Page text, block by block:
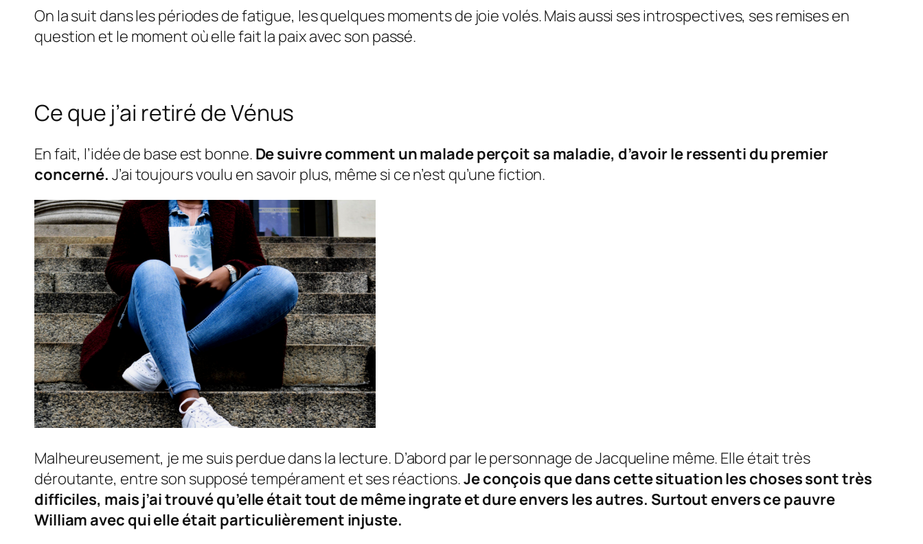
On la suit dans les périodes de fatigue, les quelques moments de joie volés. Mais aussi ses introspectives, ses remises en
question et le moment où elle fait la paix avec son passé.
Ce que j’ai retiré de Vénus
En fait, l’idée de base est bonne. De suivre comment un malade perçoit sa maladie, d’avoir le ressenti du premier
concerné. J’ai toujours voulu en savoir plus, même si ce n’est qu’une fiction.
Malheureusement, je me suis perdue dans la lecture. D’abord par le personnage deJacqueline même. Elle était très
déroutante, entre son supposé tempérament et ses réactions.Je conçois que dans cette situation les choses sont très
difficiles, mais j’ai trouvé qu’elle était tout de même ingrate et dure envers les autres. Surtout envers ce pauvre
Williamavec qui elle était particulièrement injuste.